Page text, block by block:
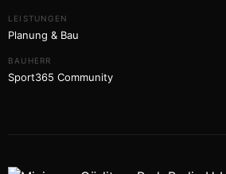
LEISTUNGEN
Planung & Bau
BAUHERR
Sport365 Community